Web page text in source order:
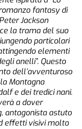
fantasy di
Jackson
la trama del suo
particolari
elementi
anelli”. Questo
dell’avventuroso
Montagna
e dei tredici nani.
a dover
antagonista astuto
effetti visivi molto